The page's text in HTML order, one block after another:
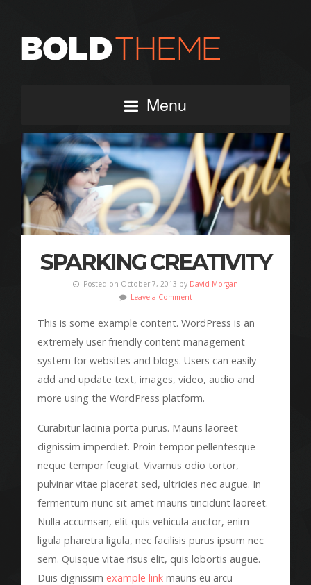
Menu
SPARKING CREATIVITY
Posted on October 7, 2013 by David Morgan
Leave a Comment
This is some example content. WordPress is an
extremely user friendly content management
system for websites and blogs. Users can easily
add and update text, images, video, audio and
more using the WordPress platform.
Curabitur lacinia porta purus. Mauris laoreet
dignissim imperdiet. Proin tempor pellentesque
neque tempor feugiat. Vivamus odio tortor,
pulvinar vitae placerat sed, ultricies nec augue. In
fermentum nunc sit amet mauris tincidunt laoreet.
Nulla accumsan, elit quis vehicula auctor, enim
ligula pharetra ligula, nec facilisis purus ipsum nec
sem. Quisque vitae risus elit, quis lobortis augue.
Duis dignissim example link mauris eu arcu